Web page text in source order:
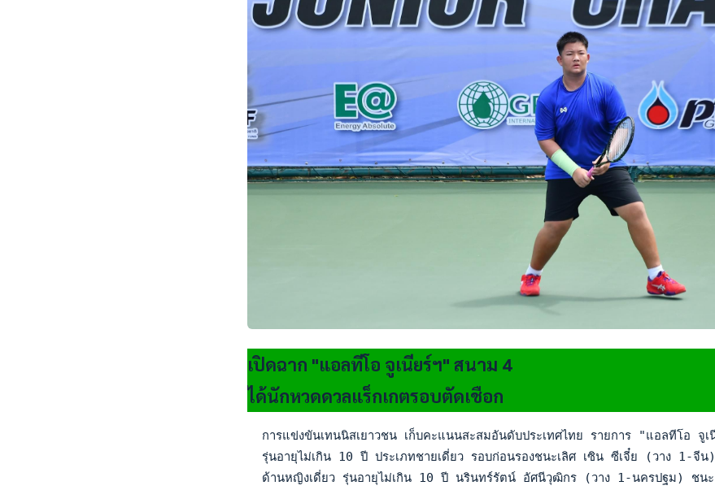
เปิดฉาก "แอลทีโอ จูเนียร์ฯ" สนาม 4
ได้นักหวดดวลแร็กเกตรอบตัดเชือก
การแข่งขันเทนนิสเยาวชน เก็บคะแนนสะสมอันดับประเทศไทย รายการ "แอลทีโอ
รุ่นอายุไม่เกิน 10 ปี ประเภทชายเดี่ยว รอบก่อนรองชนะเลิศ เซิน ซีเจี๋ย (วาง
ด้านหญิงเดี่ยว รุ่นอายุไม่เกิน 10 ปี นรินทร์รัตน์ อัศนีวุฒิกร (วาง 1-นครปฐม) ช